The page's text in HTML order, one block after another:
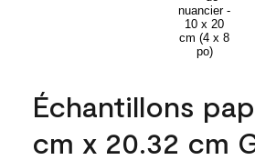
Échantillons
cm x 20.32 cm